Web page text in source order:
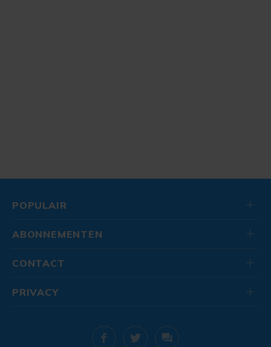
POPULAIR
ABONNEMENTEN
CONTACT
PRIVACY